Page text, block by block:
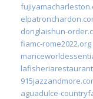
donglaishun-
fiamc-rome2022.org
aguadulce-